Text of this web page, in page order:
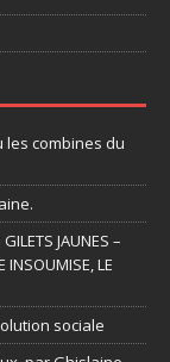
combines du
JAUNES –
INSOUMISE, LE
sociale